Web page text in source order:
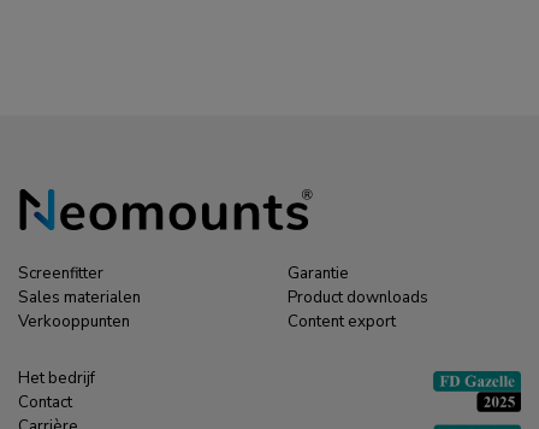
Screenfitter
Sales materialen
Verkooppunten
Garantie
Product downloads
Content export
Het bedrijf
Contact